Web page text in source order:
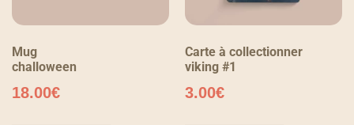
Mug
challoween
18.00€
Carte à collectionner
viking #1
3.00€